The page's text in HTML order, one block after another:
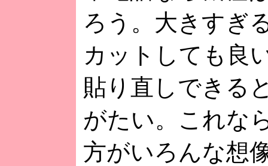
ろう。大きすぎ
カットしても良
貼り直しできる
がたい。これな
方がいろんな想